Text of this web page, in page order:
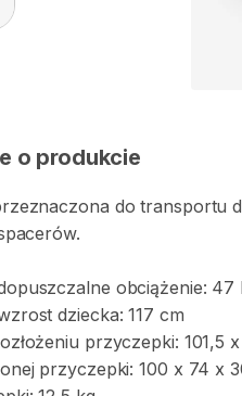
o produkcie
do transportu
obciążenie: 47
dziecka: 117 cm
przyczepki: 101​,​5 x
przyczepki: 100 x 74 x